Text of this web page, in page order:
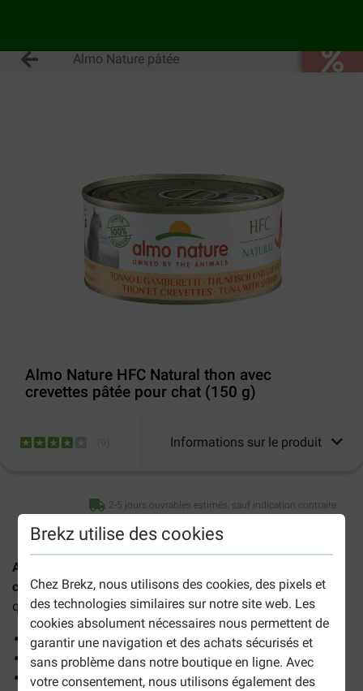
Brekz utilise des cookies
Chez Brekz, nous utilisons des cookies, des pixels et
des technologies similaires sur notre site web. Les
cookies absolument nécessaires nous permettent de
garantir une navigation et des achats sécurisés et
sans problème dans notre boutique en ligne. Avec
votre consentement, nous utilisons également des
Almo Nature pâtée
Almo Nature HFC Natural thon avec
crevettes pâtée pour chat (150 g)
Informations sur le produit
2-5 jours ouvrables estimés, sauf indication contraire.
Almo Nature HFC Natural thon avec crevettes pâtée pour
chat (150 g)est une pâtée complémentaire de haute
qualité convenant aux chats adultes de toutes races.
Un repas délicieux et naturel à base de poisson
Préparé avec des ingrédients HFC de haute qualité
Servi dans un bouillon nutritif